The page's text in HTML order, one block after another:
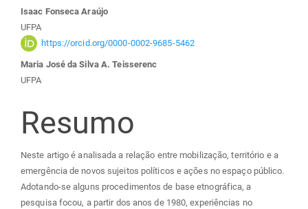
Conteúdo
do
artigo
principal
Isaac Fonseca Araújo
UFPA
https://orcid.org/0000-0002-9685-5462
Maria José da Silva A. Teisserenc
UFPA
Resumo
Neste artigo é analisada a relação entre mobilização, território e a
emergência de novos sujeitos políticos e ações no espaço público.
Adotando-se alguns procedimentos de base etnográfica, a
pesquisa focou, a partir dos anos de 1980, experiências no